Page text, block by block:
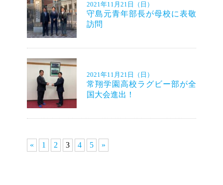
2021年11月21日（日）
守島元青年部長が母校に表敬
訪問
2021年11月21日（日）
常翔学園高校ラグビー部が全
国大会進出！
« 1 2 3 4 5 »